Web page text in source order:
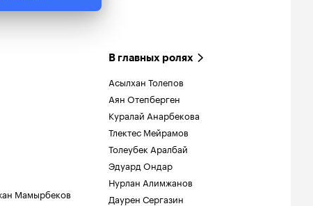
Мамырбеков
В главных ролях
Асылхан Толепов
Аян Отепберген
Куралай Анарбекова
Тлектес Мейрамов
Толеубек Аралбай
Эдуард Ондар
Нурлан Алимжанов
Даурен Сергазин